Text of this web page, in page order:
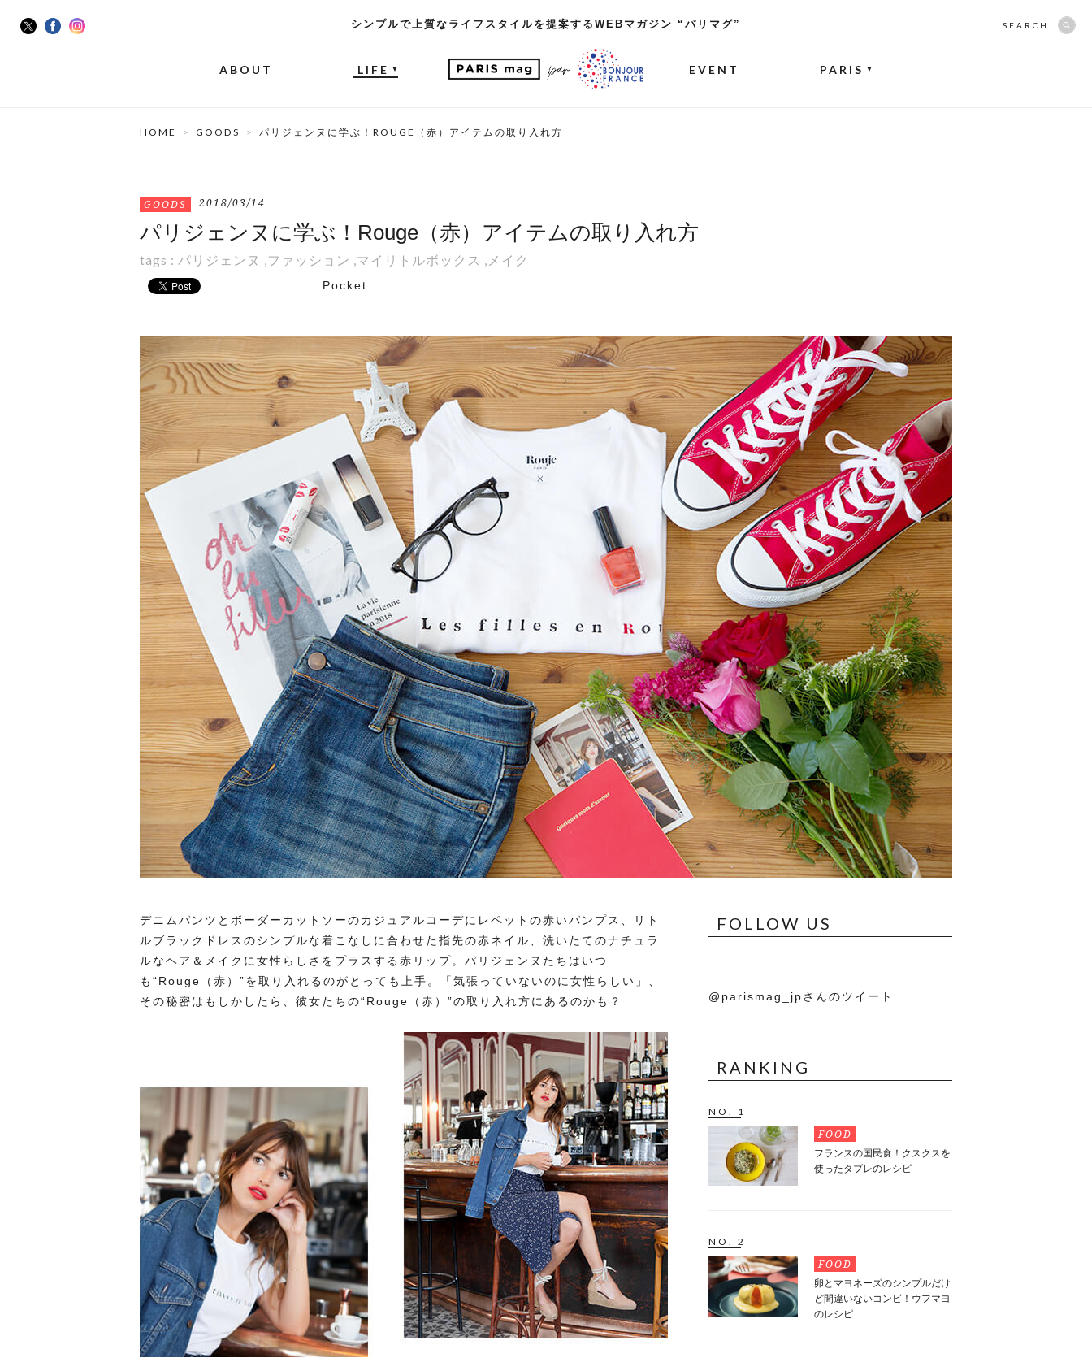
シンプルで上質なライフスタイルを提案するWEBマガジン “パリマグ”
ABOUT LIFE ▼ EVENT PARIS ▼
SEARCH
HOME GOODS パリジェンヌに学ぶ！ROUGE（赤）アイテムの取り入れ方
GOODS 2018/03/14
パリジェンヌに学ぶ！Rouge（赤）アイテムの取り入れ方
tags : パリジェンヌ ,ファッション ,マイリトルボックス , メイク
Pocket
デニムパンツとボーダーカットソーのカジュアルコーデにレペットの赤いパンプス、リト
ルブラックドレスのシンプルな着こなしに合わせた指先の赤ネイル、洗いたてのナチュラ
ルなヘア＆メイクに女性らしさをプラスする赤リップ。パリジェンヌたちはいつ
も“Rouge（赤）”を取り入れるのがとっても上手。「気張っていないのに女性らしい」、
その秘密はもしかしたら、彼女たちの“Rouge（赤）”の取り入れ方にあるのかも？
FOLLOW US
@parismag_jpさんのツイート
RANKING
NO. 1
FOOD
フランスの国民食！クスクスを
使ったタブレのレシピ
NO. 2
FOOD
卵とマヨネーズのシンプルだけ
ど間違いないコンビ！ウフマヨ
のレシピ